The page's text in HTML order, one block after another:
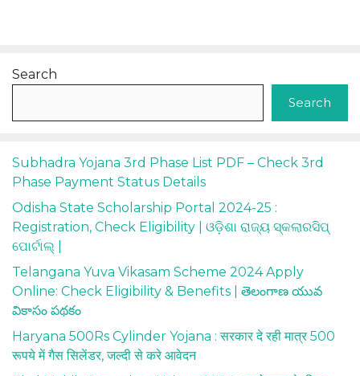
Search
Search
Subhadra Yojana 3rd Phase List PDF – Check 3rd
Phase Payment Status Details
Odisha State Scholarship Portal 2024-25 :
Registration, Check Eligibility | ଓଡ଼ିଶା ରାଜ୍ୟ ସ୍କଲାରସିପ୍
ପୋର୍ଟାଲ୍ |
Telangana Yuva Vikasam Scheme 2024 Apply
Online: Check Eligibility & Benefits | తెలంగాణ యువ
వికాసం పథకం
Haryana 500Rs Cylinder Yojana : सरकार दे रही मात्र 500
रूपये में गैस सिलेंडर, जल्दी से करे आवेदन